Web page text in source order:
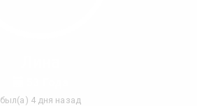
был(а) 4 дня назад